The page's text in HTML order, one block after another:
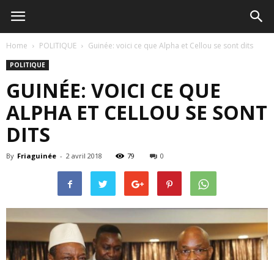
Home POLITIQUE Guinée: voici ce que Alpha et Cellou se sont dits
POLITIQUE
GUINÉE: VOICI CE QUE
ALPHA ET CELLOU SE SONT
DITS
By Friaguinée - 2 avril 2018 79 0